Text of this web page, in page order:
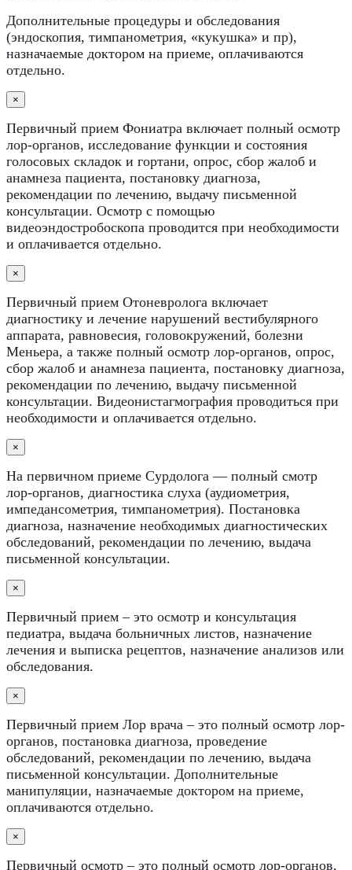
Дополнительные процедуры и обследования
(эндоскопия, тимпанометрия, «кукушка» и пр),
назначаемые доктором на приеме, оплачиваются
отдельно.
×
Первичный прием Фониатра включает полный осмотр
лор-органов, исследование функции и состояния
голосовых складок и гортани, опрос, сбор жалоб и
анамнеза пациента, постановку диагноза,
рекомендации по лечению, выдачу письменной
консультации. Осмотр с помощью
видеоэндостробоскопа проводится при необходимости
и оплачивается отдельно.
×
Первичный прием Отоневролога включает
диагностику и лечение нарушений вестибулярного
аппарата, равновесия, головокружений, болезни
Меньера, а также полный осмотр лор-органов, опрос,
сбор жалоб и анамнеза пациента, постановку диагноза,
рекомендации по лечению, выдачу письменной
консультации. Видеонистагмография проводиться при
необходимости и оплачивается отдельно.
×
На первичном приеме Сурдолога — полный смотр
лор-органов, диагностика слуха (аудиометрия,
импедансометрия, тимпанометрия). Постановка
диагноза, назначение необходимых диагностических
обследований, рекомендации по лечению, выдача
письменной консультации.
×
Первичный прием – это осмотр и консультация
педиатра, выдача больничных листов, назначение
лечения и выписка рецептов, назначение анализов или
обследования.
×
Первичный прием Лор врача – это полный осмотр лор-
органов, постановка диагноза, проведение
обследований, рекомендации по лечению, выдача
письменной консультации. Дополнительные
манипуляции, назначаемые доктором на приеме,
оплачиваются отдельно.
×
Первичный осмотр – это полный осмотр лор-органов,